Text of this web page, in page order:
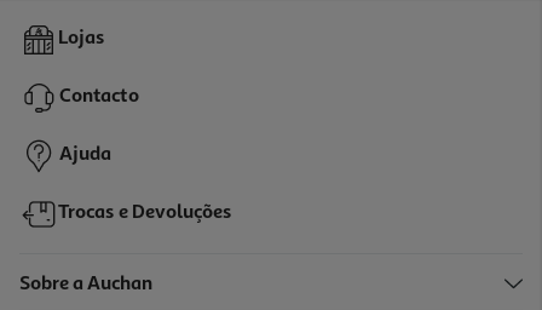
Rato Gaming Sem Fio Qilive Q.3509 Preto
29,99 €
Lojas
Contacto
Ajuda
Trocas e Devoluções
Sobre a Auchan